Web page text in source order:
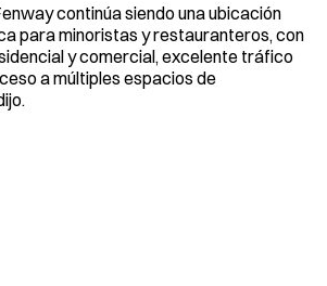
continúa siendo una ubicación
para minoristas y restauranteros, con
y comercial, excelente tráfico
a múltiples espacios de